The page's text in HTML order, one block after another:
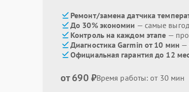
Ремонт/замена датчика
До 30% экономии — самые
Контроль на каждом этапе —
Диагностика Garmin от 10 мин —
Официальная гарантия до 12
от 690 ₽Время работы: от 30 мин